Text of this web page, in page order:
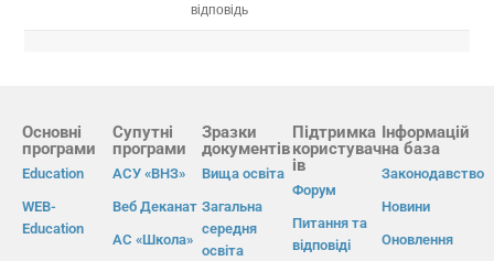
відповідь
Основні
програми
Education
WEB-
Education
Супутні
програми
АСУ «ВНЗ»
Веб Деканат
АС «Школа»
Зразки
документів
Вища освіта
Загальна
середня
освіта
Підтримка
користувач
ів
Форум
Питання та
відповіді
Інформацій
на база
Законодавство
Новини
Оновлення